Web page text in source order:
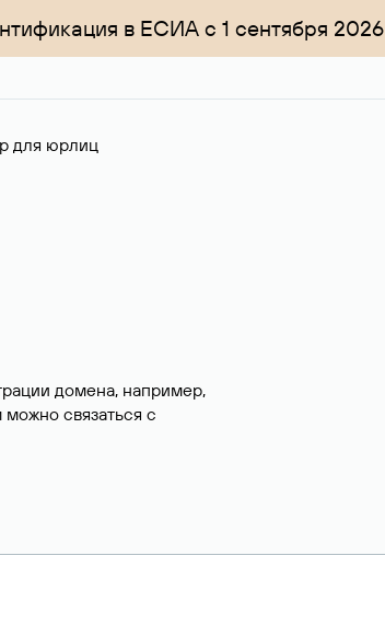
в ЕСИА с 1 сентября 2026
для юрлиц
домена, например,
можно связаться с